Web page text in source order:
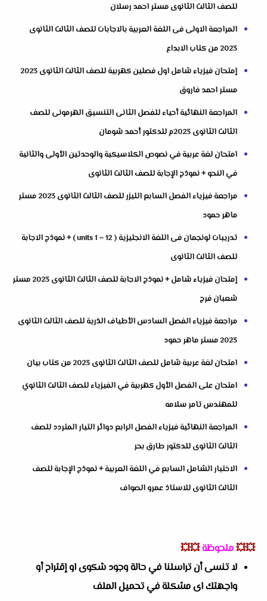
للصف الثالث الثانوى مستر احمد رسلان
المراجعة الاولى فى اللغة العربية بالاجابات للصف الثالث الثانوى
2023 من كتاب الابداع
إمتحان فيزياء شامل اول فصلين كهربية للصف الثالث الثانوى 2023
مستر احمد فاروق
المراجعة النهائية أحياء للفصل الثانى التنسيق الهرمونى للصف
الثالث الثانوى 2023م للدكتور أحمد شومان
امتحان لغة عربية في نصوص الكلاسيكية والوحدتين الأولى والثانية
في النحو + نموذج الإجابة للصف الثالث الثانوى
مراجعة فيزياء الفصل السابع الليزر للصف الثالث الثانوى 2023 مستر
ماهر حمود
تدريبات لونجمان فى اللغة الانجليزية ( units 1 – 12 ) + نموذج الاجابة
للصف الثالث الثانوى
إمتحان فيزياء شامل + نموذج الاجابة للصف الثالث الثانوى 2023 مستر
شعبان فرج
مراجعة فيزياء الفصل السادس الأطياف الذرية للصف الثالث الثانوى
2023 مستر ماهر حمود
امتحان لغة عربية شامل للصف الثالث الثانوى 2023 من كتاب بيان
امتحان على الفصل الأول كهربية في الفيزياء للصف الثالث الثانوي
للمهندس تامر سلامه
المراجعة النهائية فيزياء الفصل الرابع دوائر التيار المتردد للصف
الثالث الثانوى للدكتور طارق بحر
الاختبار الشامل السابع في اللغة العربية + نموذج الإجابة للصف
الثالث الثانوى للاستاذ عمرو الصواف
💥💥ملحوظة💥💥
لا تنسى أن تراسلنا في حالة وجود شكوى او إقتراح أو
واجهتك اى مشكلة في تحميل الملف